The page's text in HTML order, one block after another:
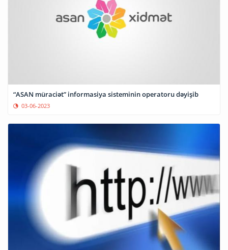
“ASAN müraciət” informasiya sisteminin operatoru dəyişib
03-06-2023